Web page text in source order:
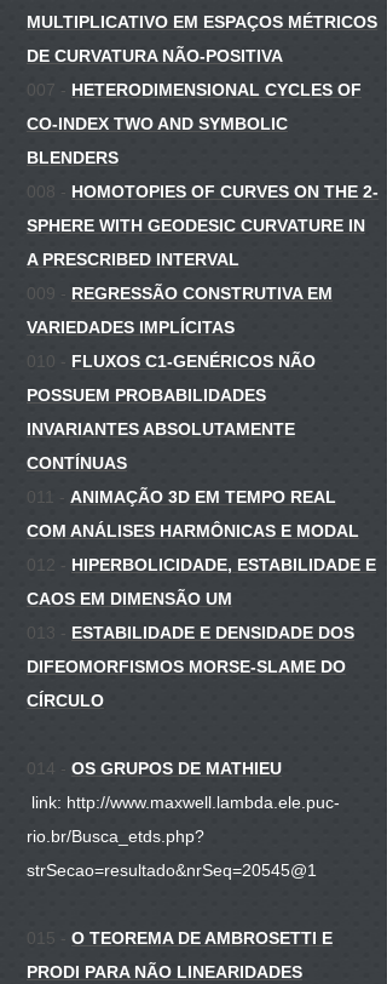
MULTIPLICATIVO EM ESPAÇOS MÉTRICOS
DE CURVATURA NÃO-POSITIVA
007 - HETERODIMENSIONAL CYCLES OF
CO-INDEX TWO AND SYMBOLIC
BLENDERS
008 - HOMOTOPIES OF CURVES ON THE 2-
SPHERE WITH GEODESIC CURVATURE IN
A PRESCRIBED INTERVAL
009 - REGRESSÃO CONSTRUTIVA EM
VARIEDADES IMPLÍCITAS
010 - FLUXOS C1-GENÉRICOS NÃO
POSSUEM PROBABILIDADES
INVARIANTES ABSOLUTAMENTE
CONTÍNUAS
011 - ANIMAÇÃO 3D EM TEMPO REAL
COM ANÁLISES HARMÔNICAS E MODAL
012 - HIPERBOLICIDADE, ESTABILIDADE E
CAOS EM DIMENSÃO UM
013 - ESTABILIDADE E DENSIDADE DOS
DIFEOMORFISMOS MORSE-SLAME DO
CÍRCULO
014 - OS GRUPOS DE MATHIEU
link: http://www.maxwell.lambda.ele.puc-
rio.br/Busca_etds.php?
strSecao=resultado&nrSeq=20545@1
015 - O TEOREMA DE AMBROSETTI E
PRODI PARA NÃO LINEARIDADES